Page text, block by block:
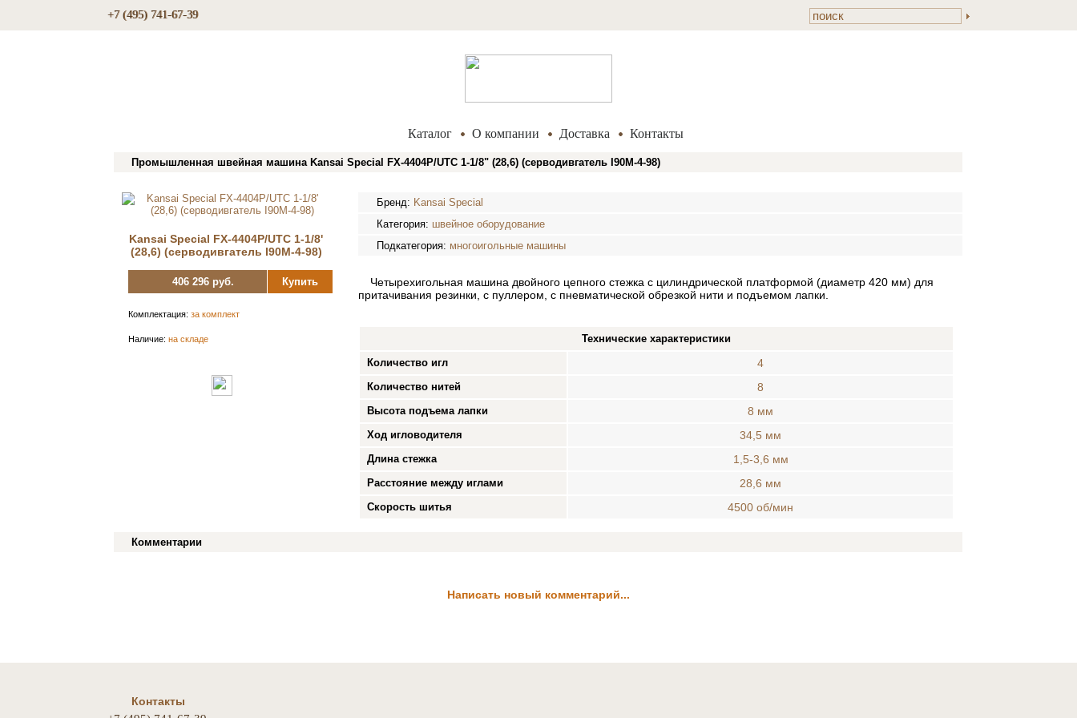
+7 (495) 741-67-39
Каталог О компании Доставка Контакты
Промышленная швейная машина Kansai Special FX-4404P/UTC 1-1/8" (28,6) (серводивгатель I90M-4-98)
Kansai Special FX-4404P/UTC 1-1/8'
(28,6) (серводивгатель I90M-4-98)
406 296 руб. Купить
Комплектация:за комплект
Наличие:на складе
Бренд: Kansai Special
Категория: швейное оборудование
Подкатегория: многоигольные машины
Четырехигольная машина двойного цепного стежка с цилиндрической платформой (диаметр 420 мм) для
притачивания резинки, с пуллером, с пневматической обрезкой нити и подъемом лапки.
Технические характеристики
Количество игл
4
Количество нитей 8
Высота подъема лапки 8 мм
Ход игловодителя 34,5 мм
Длина стежка 1,5-3,6 мм
Расстояние между иглами 28,6 мм
Скорость шитья 4500 об/мин
Комментарии
Написать новый комментарий...
Контакты